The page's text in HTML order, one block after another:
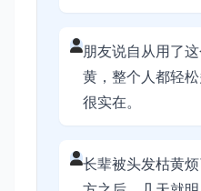
朋友说自从用了
黄，整个人都轻
很实在。
长辈被头发枯黄